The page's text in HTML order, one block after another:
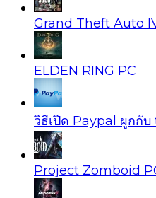
Grand Theft Auto
ELDEN RING PC
วิธีเปิด Paypal ผูกกั
Project Zomboid